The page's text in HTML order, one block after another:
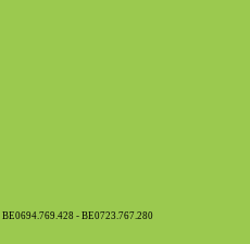
BE0694.769.428 - BE0723.767.280